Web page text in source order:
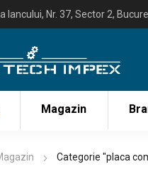
Iancului, Nr. 37, Sector 2,
Magazin
Categorie "placa